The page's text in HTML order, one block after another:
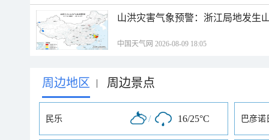
山洪灾害气象预警：浙江局地发生
中国天气网 2026-08-09 18:05
周边地区 | 周边景点
民乐 / 16/25°C 巴彦诺